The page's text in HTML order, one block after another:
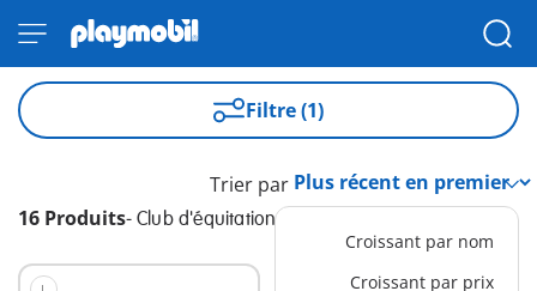
Filtre (1)
16 Produits- Club d'équitation
Trier par
Croissant par nom
Croissant par prix